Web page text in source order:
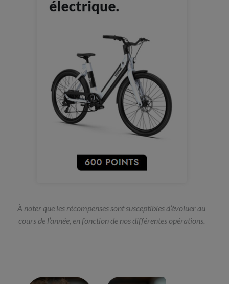
À noter que les récompenses sont susceptibles d’évoluer au
cours de l’année, en fonction de nos différentes opérations.